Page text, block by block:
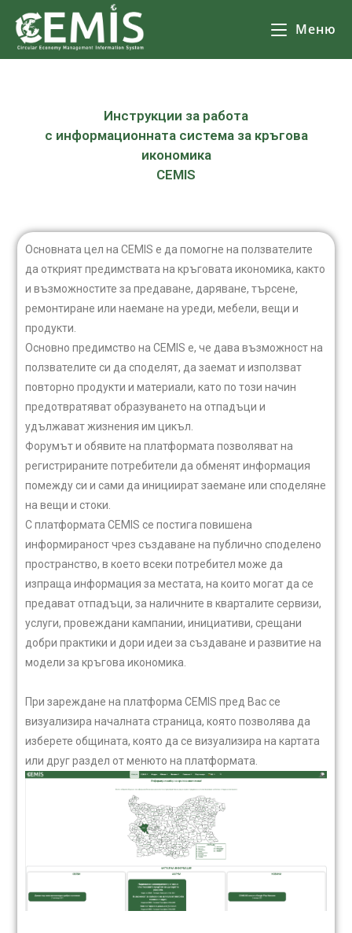
Меню
Инструкции за работа
с информационната система за кръгова
икономика
CEMIS
Основната цел на CEMIS е да помогне на ползвателите
да открият предимствата на кръговата икономика, както
и възможностите за предаване, даряване, търсене,
ремонтиране или наемане на уреди, мебели, вещи и
продукти.
Основно предимство на CEMIS е, че дава възможност на
ползвателите си да споделят, да заемат и използват
повторно продукти и материали, като по този начин
предотвратяват образуването на отпадъци и
удължават жизнения им цикъл.
Форумът и обявите на платформата позволяват на
регистрираните потребители да обменят информация
помежду си и сами да инициират заемане или споделяне
на вещи и стоки.
С платформата CEMIS се постига повишена
информираност чрез създаване на публично споделено
пространство, в което всеки потребител може да
изпраща информация за местата, на които могат да се
предават отпадъци, за наличните в кварталите сервизи,
услуги, провеждани кампании, инициативи, срещани
добри практики и дори идеи за създаване и развитие на
модели за кръгова икономика.
При зареждане на платформа CEMIS пред Вас се
визуализира началната страница, която позволява да
изберете общината, която да се визуализира на картата
или друг раздел от менюто на платформата.